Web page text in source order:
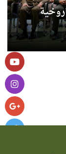
2” الصاروخية